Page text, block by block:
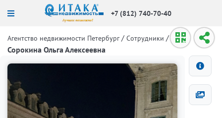
+7 (812) 740-70-40
Агентство недвижимости Петербург / Сотрудники /
Сорокина Ольга Алексеевна